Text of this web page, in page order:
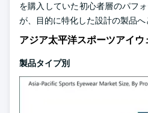
を購入していた初心者層のパフ
が、目的に特化した設計の製品へ
アジア太平洋スポーツアイウ
製品タイプ別